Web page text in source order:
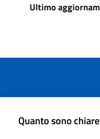
Ultimo
Quanto sono